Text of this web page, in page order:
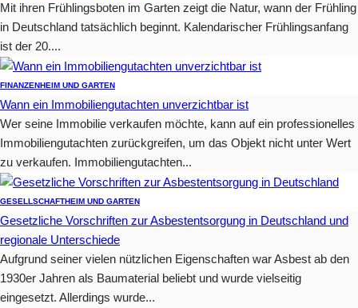
Mit ihren Frühlingsboten im Garten zeigt die Natur, wann der Frühling
in Deutschland tatsächlich beginnt. Kalendarischer Frühlingsanfang
ist der 20....
FINANZEN HEIM UND GARTEN
Wann ein Immobiliengutachten unverzichtbar ist
Wer seine Immobilie verkaufen möchte, kann auf ein professionelles
Immobiliengutachten zurückgreifen, um das Objekt nicht unter Wert
zu verkaufen. Immobiliengutachten...
GESELLSCHAFTHEIM UND GARTEN
Gesetzliche Vorschriften zur Asbestentsorgung in Deutschland und
regionale Unterschiede
Aufgrund seiner vielen nützlichen Eigenschaften war Asbest ab den
1930er Jahren als Baumaterial beliebt und wurde vielseitig
eingesetzt. Allerdings wurde...